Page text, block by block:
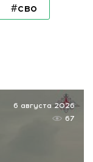
#сво
6 августа 2026
67